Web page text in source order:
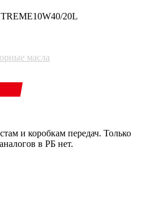
20L
масла
и коробкам передач. Только
в РБ нет.